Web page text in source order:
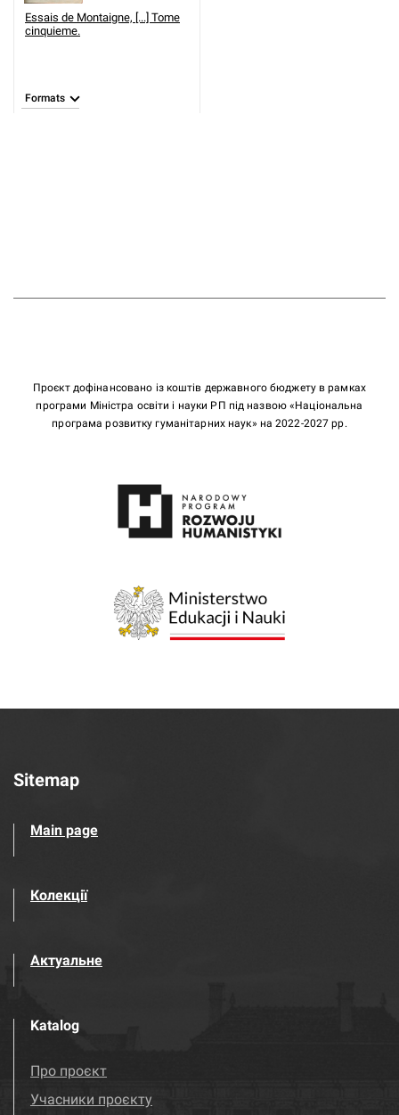
Essais de Montaigne, [...] Tome
cinquieme.
Formats
Проєкт дофінансовано із коштів державного бюджету в рамках
програми Міністра освіти і науки РП під назвою «Національна
програма розвитку гуманітарних наук» на 2022-2027 рр.
Sitemap
Main page
Колекції
Актуальне
Katalog
Про проєкт
Учасники проєкту